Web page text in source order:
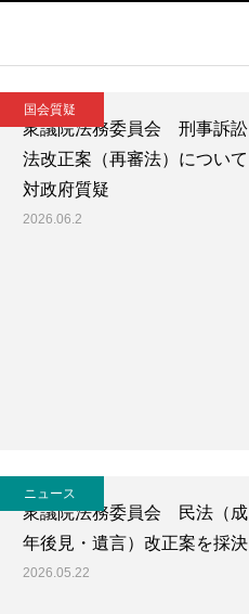
国会質疑
衆議院法務委員会 刑事訴訟
法改正案（再審法）について
対政府質疑
2026.06.2
ニュース
衆議院法務委員会 民法（成
年後見・遺言）改正案を採決
2026.05.22